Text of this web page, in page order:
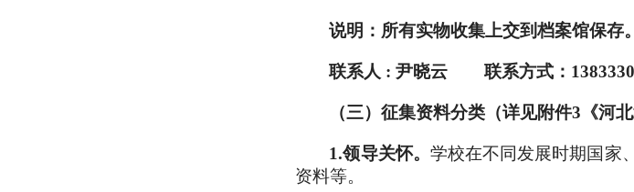
说明：所有实物收集上交到档案馆保存。
联系人 : 尹晓云 联系方式：
（三）征集资料分类（详见附件3《河
1.领导关怀。 学校在不同发展时期国家
资料等。